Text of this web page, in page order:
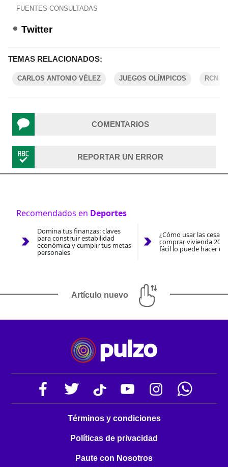
FUENTES CONSULTADAS
Twitter
TEMAS RELACIONADOS:
CARLOS ANTONIO VÉLEZ JUEGOS OLÍMPICOS RCN
COMENTARIOS
REPORTAR UN ERROR
Recomendados en Deportes
Domina tus finanzas: claves
para construir estabilidad
económica y cumplir tus metas
personales
¿Cómo usar las
comprar vivienda
fácil lo puede hacer
Artículo nuevo
Términos y condiciones
Políticas de privacidad
Paute con Nosotros